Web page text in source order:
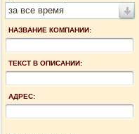
за все время
НАЗВАНИЕ КОМПАНИИ:
ТЕКСТ В ОПИСАНИИ:
АДРЕС: